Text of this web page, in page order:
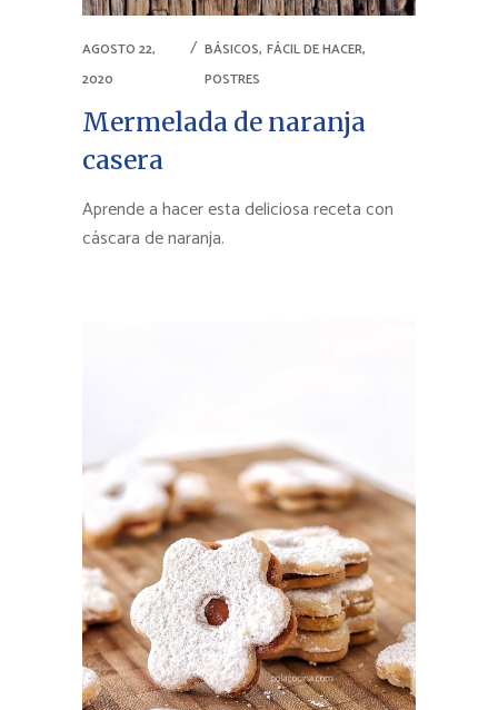
AGOSTO 22,
2020
BÁSICOS,FÁCIL DE HACER,
POSTRES
Mermelada de naranja
casera
Aprende a hacer esta deliciosa receta con
cáscara de naranja.